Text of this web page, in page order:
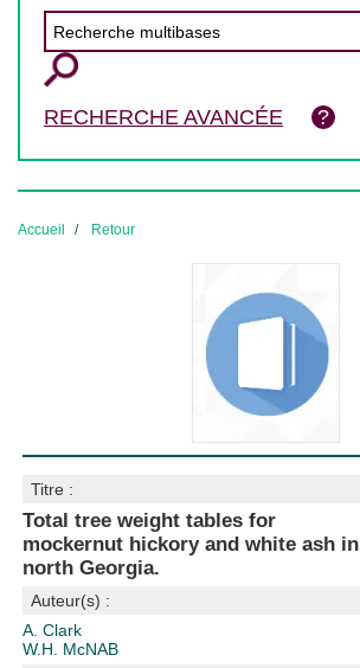
RECHERCHE AVANCÉE
Accueil Retour
Titre :
Total tree weight tables for
mockernut hickory and white ash in
north Georgia.
Auteur(s) :
A. Clark
W.H. McNAB